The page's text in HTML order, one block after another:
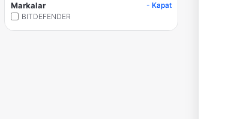
Markalar
- Kapat
BITDEFENDER